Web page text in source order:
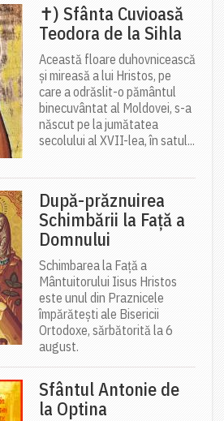
✝) Sfânta Cuvioasă
Teodora de la Sihla
Această floare duhovnicească
și mireasă a lui Hristos, pe
care a odrăslit-o pământul
binecuvântat al Moldovei, s-a
născut pe la jumătatea
secolului al XVII-lea, în satul...
După-prăznuirea
Schimbării la Față a
Domnului
Schimbarea la Față a
Mântuitorului Iisus Hristos
este unul din Praznicele
împărătești ale Bisericii
Ortodoxe, sărbătorită la 6
august.
Sfântul Antonie de
la Optina